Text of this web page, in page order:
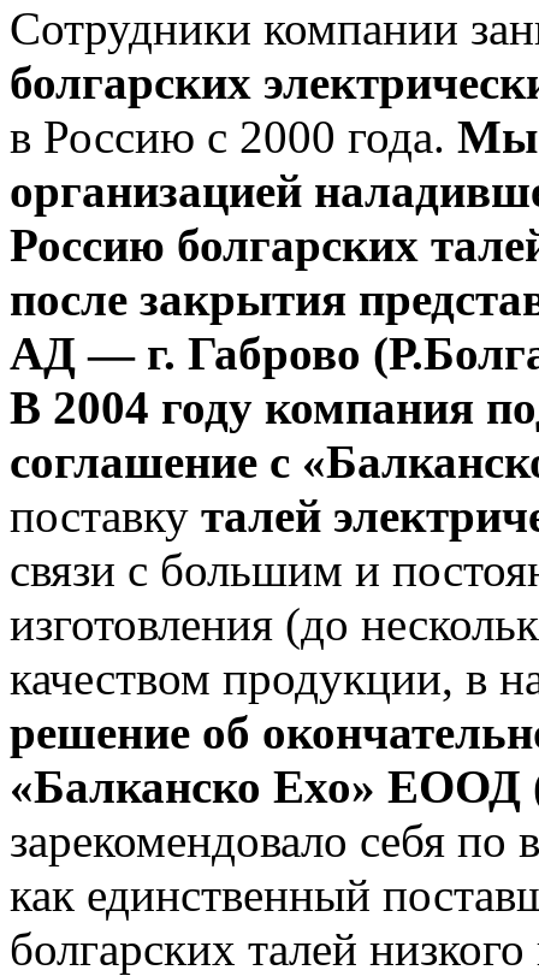
Сотрудники компании
болгарских
в Россию с 2000 года. Мы
организацией
Россию болгарских
после закрытия
АД — г. Габрово
В 2004 году компания
соглашение с
поставку талей
связи с большим и
изготовления (до
качеством продукции, в
решение об
«Балканско Ехо» ЕООД
зарекомендовало себя
как единственный
болгарских талей низкого